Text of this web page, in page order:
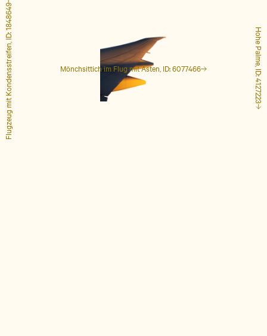
Mönchsittich im Flug mit Ästen, ID: 6077466 Hohe Palme, ID: 4127223
Flugzeug mit Kondensstreifen, ID: 1848649